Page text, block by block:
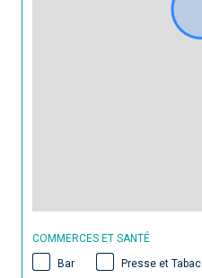
COMMERCES ET SANTÉ
Bar
Presse et Tabac